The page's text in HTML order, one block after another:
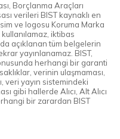
Borçlanma Araçları
verileri BIST kaynaklı en
ve logosu Koruma Marka
iktibas
açıklanan tüm belgelerin
yayınlanamaz. BIST,
herhangi bir garanti
verinin ulaşmaması,
veri yayın sistemindeki
gibi hallerde Alıcı, Alt Alıcı
bir zarardan BIST